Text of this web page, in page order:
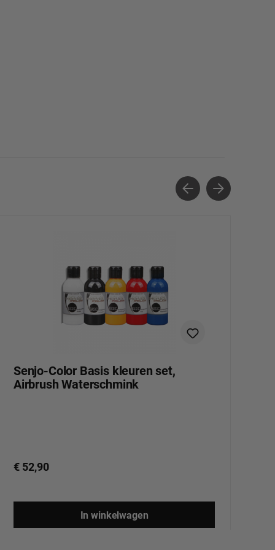
Senjo-Color Basis kleuren set,
Airbrush Waterschmink
€ 52,90
In winkelwagen